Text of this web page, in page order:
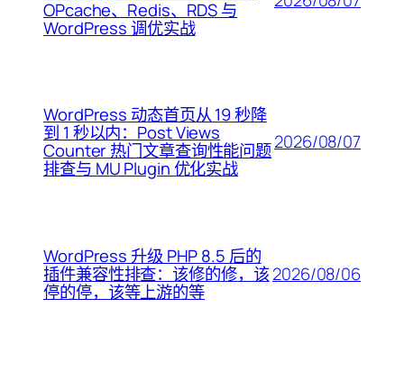
OPcache、Redis、RDS 与
WordPress 调优实战
WordPress 动态首页从 19 秒降
到 1 秒以内：Post Views
Counter 热门文章查询性能问题
排查与 MU Plugin 优化实战
2026/08/07
WordPress 升级 PHP 8.5 后的
插件兼容性排查：该修的修，该
停的停，该等上游的等
2026/08/06